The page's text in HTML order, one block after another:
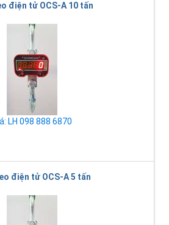
điện tử OCS-A 10 tấn
LH 098 888 6870
điện tử OCS-A 5 tấn